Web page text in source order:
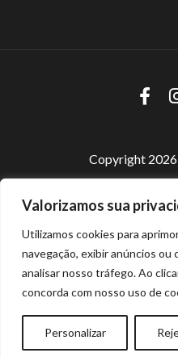
Valorizamos sua
Utilizamos cookies para
navegação, exibir anúncios
analisar nosso tráfego. Ao
concorda com nosso uso de
Personalizar
Copyright